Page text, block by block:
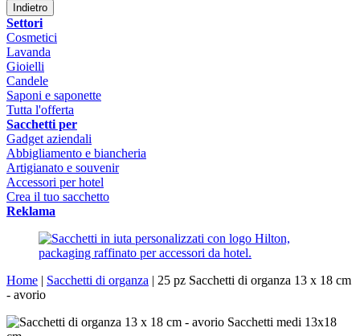
Indietro
Settori
Cosmetici
Lavanda
Gioielli
Candele
Saponi e saponette
Tutta l'offerta
Sacchetti per
Gadget aziendali
Abbigliamento e biancheria
Artigianato e souvenir
Accessori per hotel
Crea il tuo sacchetto
Reklama
Home | Sacchetti di organza | 25 pz Sacchetti di organza 13 x 18 cm
- avorio